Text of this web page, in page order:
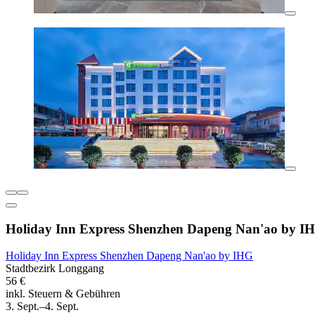
Holiday Inn Express Shenzhen Dapeng Nan'ao by
Holiday Inn Express Shenzhen Dapeng Nan'ao by IHG
Stadtbezirk Longgang
56 €
inkl. Steuern & Gebühren
3. Sept.–4. Sept.